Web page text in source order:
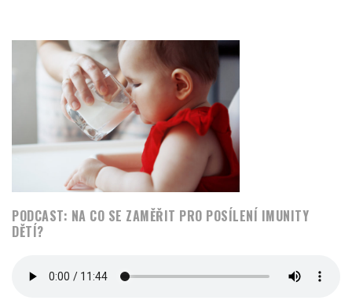
PODCAST: NA CO SE ZAMĚŘIT PRO POSÍLENÍ IMUNITY
DĚTÍ?